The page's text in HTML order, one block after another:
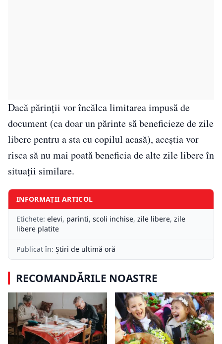
Dacă părinții vor încălca limitarea impusă de
document (ca doar un părinte să beneficieze de zile
libere pentru a sta cu copilul acasă), aceștia vor
risca să nu mai poată beneficia de alte zile libere în
situații similare.
INFORMAȚII ARTICOL
Etichete: elevi, parinti, scoli inchise, zile libere, zile
libere platite
Publicat în: Știri de ultimă oră
RECOMANDĂRILE NOASTRE